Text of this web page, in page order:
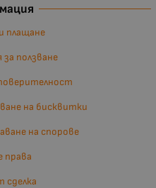
плащане
ползване
на бисквитки
на спорове
права
сделка